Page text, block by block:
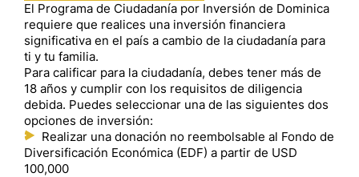
El Programa de Ciudadanía por Inversión de Dominica
requiere que realices una inversión financiera
significativa en el país a cambio de la ciudadanía para
ti y tu familia.
Para calificar para la ciudadanía, debes tener más de
18 años y cumplir con los requisitos de diligencia
debida. Puedes seleccionar una de las siguientes dos
opciones de inversión:
Realizar una donación no reembolsable al Fondo de
Diversificación Económica (EDF) a partir de USD
100,000